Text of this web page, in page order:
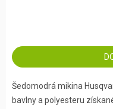
Šedomodrá mikina
bavlny a polyesteru